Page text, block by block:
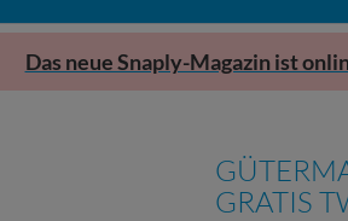
Das neue Snaply-Magazin ist
GRATIS